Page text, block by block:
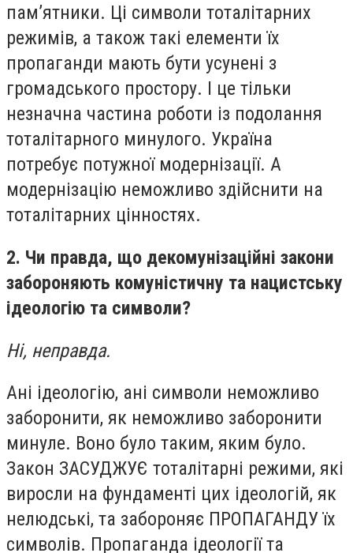
пам’ятники. Ці символи тоталітарних
режимів, а також такі елементи їх
пропаганди мають бути усунені з
громадського простору. І це тільки
незначна частина роботи із подолання
тоталітарного минулого. Україна
потребує потужної модернізації. А
модернізацію неможливо здійснити на
тоталітарних цінностях.
2. Чи правда, що декомунізаційні закони
забороняють комуністичну та нацистську
ідеологію та символи?
Ні, неправда.
Ані ідеологію, ані символи неможливо
заборонити, як неможливо заборонити
минуле. Воно було таким, яким було.
Закон ЗАСУДЖУЄ тоталітарні режими, які
виросли на фундаменті цих ідеологій, як
нелюдські, та забороняє ПРОПАГАНДУ їх
символів. Пропаганда ідеології та